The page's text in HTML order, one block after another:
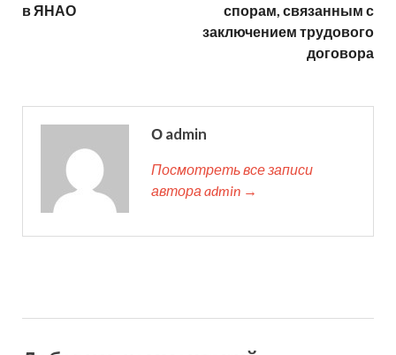
в ЯНАО
спорам, связанным с
заключением трудового
договора
О admin
Посмотреть все записи
автора admin →